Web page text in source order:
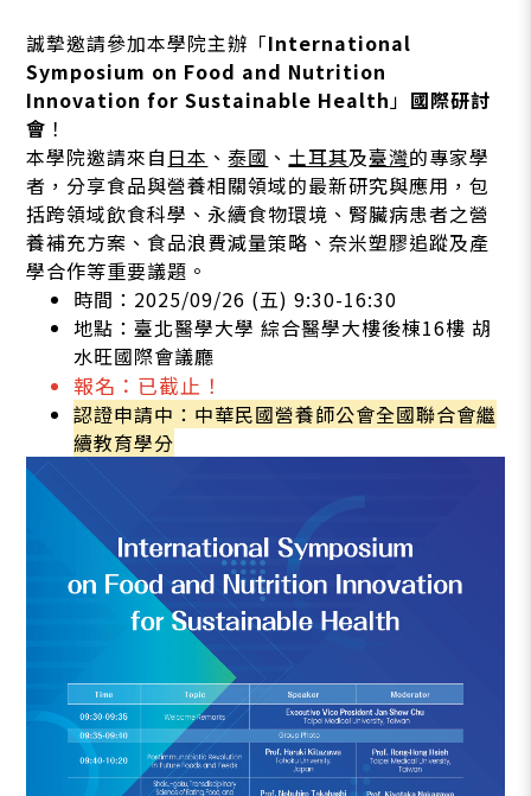
誠摯邀請參加本學院主辦「International
Symposium on Food and Nutrition
Innovation for Sustainable Health 」 國際研討
會 ！
本學院邀請來自 日本 、泰國 、 土耳其及臺灣的專家學
者，分享食品與營養相關領域的最新研究與應用，包
括跨領域飲食科學、永續食物環境、腎臟病患者之營
養補充方案、食品浪費減量策略、奈米塑膠追蹤及產
學合作等重要議題。
時間：2025/09/26 (五) 9:30-16:30
地點：臺北醫學大學 綜合醫學大樓後棟16樓 胡
水旺國際會議廳
報名：已截止！
認證申請中：中華民國營養師公會全國聯合會繼
續教育學分